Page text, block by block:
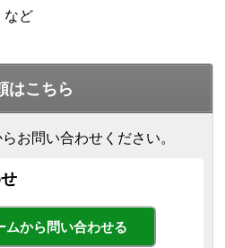
ど
はこちら
お問い合わせください。
ムから問い合わせる